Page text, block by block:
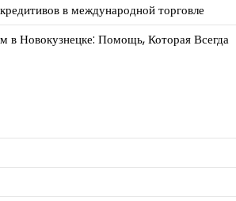
в международной торговле
в Новокузнецке: Помощь, Которая Всегда